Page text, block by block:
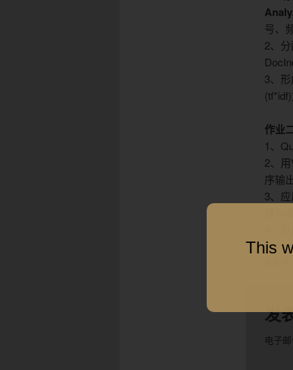
号、
2、分
3、
(tf*idf)
作业
1、Q
2、
序输
3、
发
电子
This